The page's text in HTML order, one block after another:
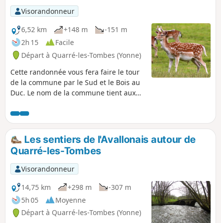
Visorandonneur
6,52 km
+148 m
-151 m
2h 15
Facile
Départ à Quarré-les-Tombes (Yonne)
Cette randonnée vous fera faire le tour
de la commune par le Sud et le Bois au
Duc. Le nom de la commune tient aux
l'église. Vous passerez le long du parc à
daims. Ils ne sont pas farouches et il est
souvent possible d'en voir un ou deux.
Parcours plutôt familial. N'oubliez pas
les chaussures adaptés.
Les sentiers de l'Avallonais autour de
Quarré-les-Tombes
Visorandonneur
14,75 km
+298 m
-307 m
5h 05
Moyenne
Départ à Quarré-les-Tombes (Yonne)